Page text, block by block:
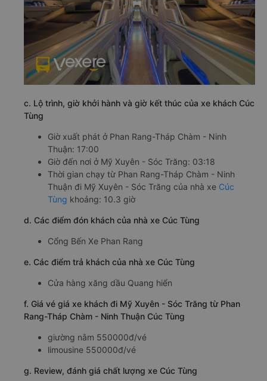
c. Lộ trình, giờ khởi hành và giờ kết thúc của xe khách Cúc
Tùng
Giờ xuất phát ở Phan Rang-Tháp Chàm - Ninh
Thuận: 17:00
Giờ đến nơi ở Mỹ Xuyên - Sóc Trăng: 03:18
Thời gian chạy từ Phan Rang-Tháp Chàm - Ninh
Thuận đi Mỹ Xuyên - Sóc Trăng của nhà xe Cúc
Tùng khoảng: 10.3 giờ
d. Các điểm đón khách của nhà xe Cúc Tùng
Cổng Bến Xe Phan Rang
e. Các điểm trả khách của nhà xe Cúc Tùng
Cửa hàng xăng dầu Quang hiển
f. Giá vé giá xe khách đi Mỹ Xuyên - Sóc Trăng từ Phan
Rang-Tháp Chàm - Ninh Thuận Cúc Tùng
giường nằm 550000đ/vé
limousine 550000đ/vé
g. Review, đánh giá chất lượng xe Cúc Tùng